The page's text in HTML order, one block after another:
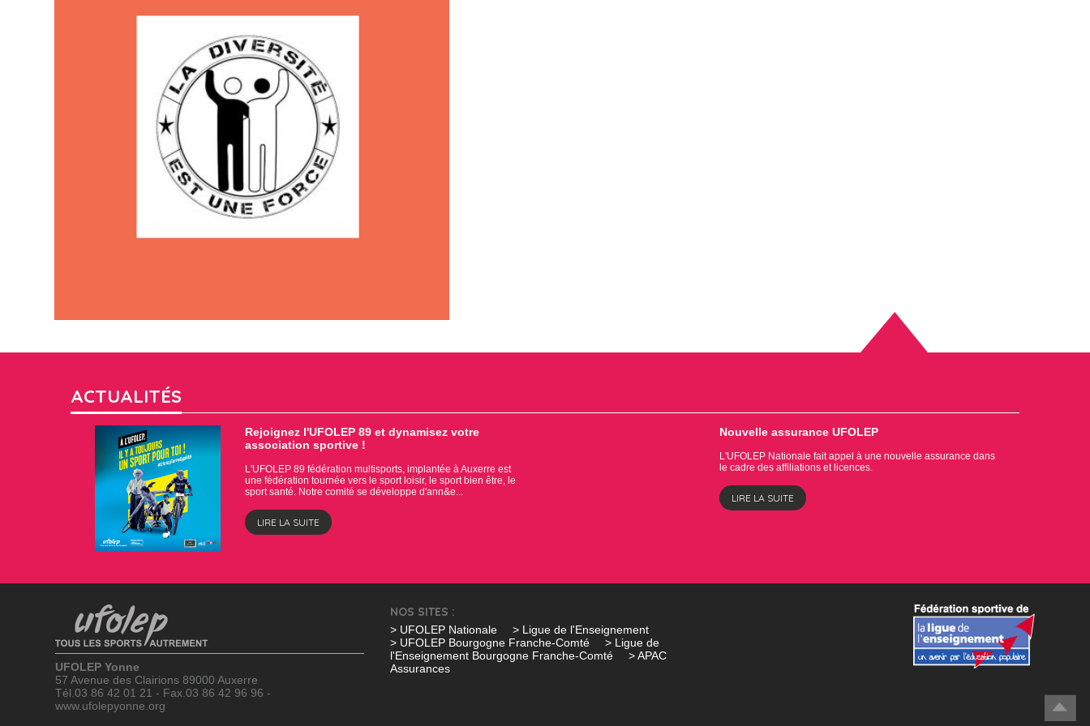
ACTUALITÉS
Rejoignez l'UFOLEP 89 et dynamisez votre
association sportive !
L'UFOLEP 89 fédération multisports, implantée à Auxerre est
une fédération tournée vers le sport loisir, le sport bien être, le
sport santé. Notre comité se développe d'ann&e...
LIRE LA SUITE
Nouvelle assurance UFOLEP
L'UFOLEP Nationale fait appel à une nouvelle assurance dans
le cadre des affiliations et licences.
LIRE LA SUITE
UFOLEP Yonne
57 Avenue des Clairions 89000 Auxerre
Tél.03 86 42 01 21 - Fax.03 86 42 96 96 -
www.ufolepyonne.org
NOS SITES :
> UFOLEP Nationale
> Ligue de l'Enseignement
> UFOLEP Bourgogne Franche-Comté
> Ligue de
l'Enseignement Bourgogne Franche-Comté
> APAC
Assurances